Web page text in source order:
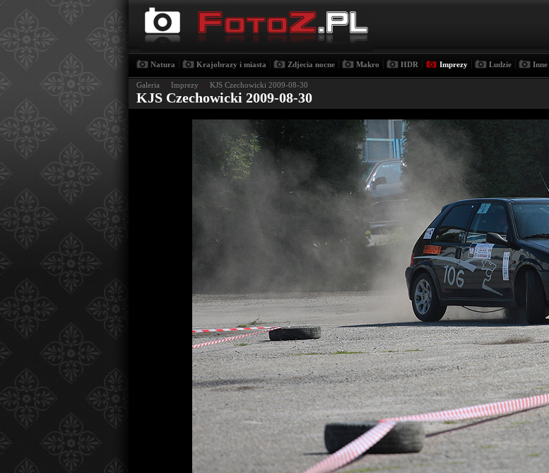
Natura Krajobrazy i miasta Zdjecia nocne Makro HDR Imprezy Ludzie Inne
Galeria › Imprezy › KJS Czechowicki 2009-08-30
KJS Czechowicki 2009-08-30